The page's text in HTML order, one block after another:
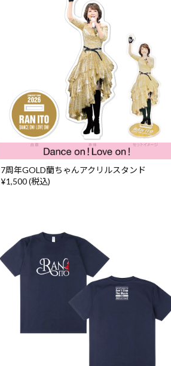
7周年GOLD蘭ちゃんアクリルスタンド
¥1,500 (税込)